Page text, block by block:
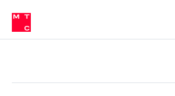
Медиа-центр
и акционерам
Устойчивое развитие
Комплаенс и деловая этика
компании
Карьера
в МТС